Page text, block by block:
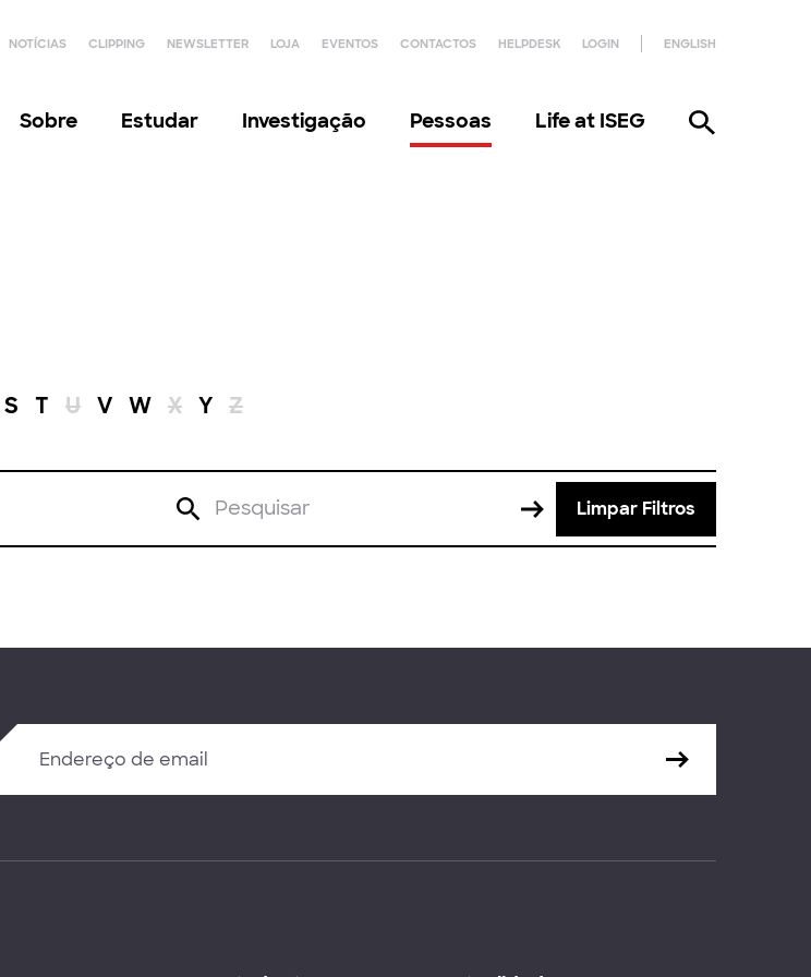
NOTÍCIAS CLIPPING NEWSLETTER LOJA EVENTOS CONTACTOS HELPDESK LOGIN ENGLISH
Sobre Estudar Investigação Pessoas Life at ISEG
S T U V W X Y Z
Limpar Filtros